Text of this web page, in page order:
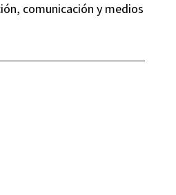
comunicación y medios